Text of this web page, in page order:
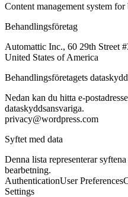
Content management system
Behandlingsföretag
Automattic Inc., 60 29th Street
United States of America
Behandlingsföretagets
Nedan kan du hitta e-
dataskyddsansvariga.
privacy@wordpress.com
Syftet med data
Denna lista representerar
bearbetning.
AuthenticationUser Preferences
Settings